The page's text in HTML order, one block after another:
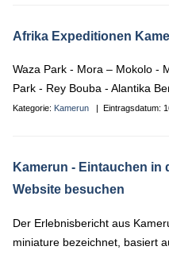
Afrika Expeditionen
Waza Park - Mora – Mokolo -
Park - Rey Bouba - Alantika
Kategorie: Kamerun | Eintragsdatum:
Kamerun - Eintauchen
Website besuchen
Der Erlebnisbericht aus
miniature bezeichnet, basiert